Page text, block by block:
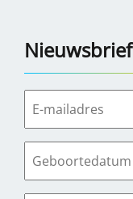
Nieuwsbrief